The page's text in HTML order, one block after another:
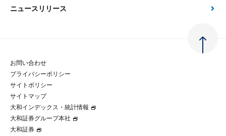
先端テクノロジーに基づく新たな価値の創出
政策分析
金融経済教育等
マルチステークホルダー方針
パートナーシップ構築宣言
会社概要・役員一覧
大和総研の歩み
グループ会社
採用情報 トップ
経験者採用
ニュースリリース
お問い合わせ
プライバシーポリシー
サイトポリシー
サイトマップ
大和インデックス・統計情報
大和証券グループ本社
大和証券